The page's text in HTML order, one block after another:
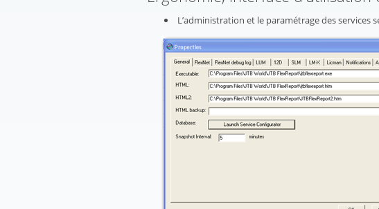
L’administration et le paramétrage des services